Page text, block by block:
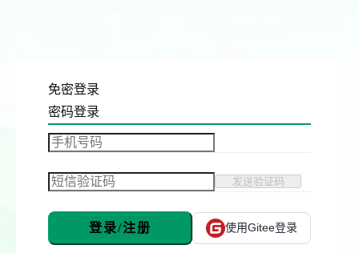
免密登录
密码登录
发送验证码
登录/注册 使用Gitee登录